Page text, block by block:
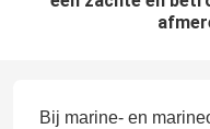
Bij marine- en